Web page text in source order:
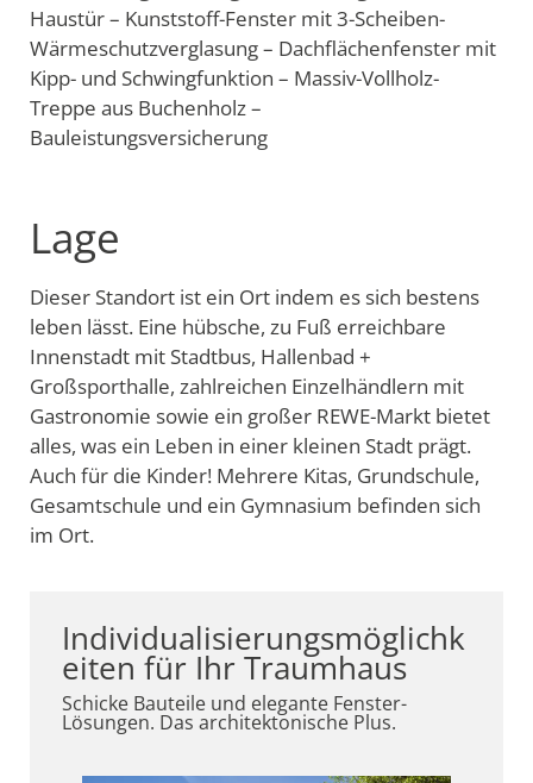
Haustür – Kunststoff-Fenster mit 3-Scheiben-
Wärmeschutzverglasung – Dachflächenfenster mit
Kipp- und Schwingfunktion – Massiv-Vollholz-
Treppe aus Buchenholz –
Bauleistungsversicherung
Lage
Dieser Standort ist ein Ort indem es sich bestens
leben lässt. Eine hübsche, zu Fuß erreichbare
Innenstadt mit Stadtbus, Hallenbad +
Großsporthalle, zahlreichen Einzelhändlern mit
Gastronomie sowie ein großer REWE-Markt bietet
alles, was ein Leben in einer kleinen Stadt prägt.
Auch für die Kinder! Mehrere Kitas, Grundschule,
Gesamtschule und ein Gymnasium befinden sich
im Ort.
Individualisierungsmöglichk
eiten für Ihr Traumhaus
Schicke Bauteile und elegante Fenster-
Lösungen. Das architektonische Plus.